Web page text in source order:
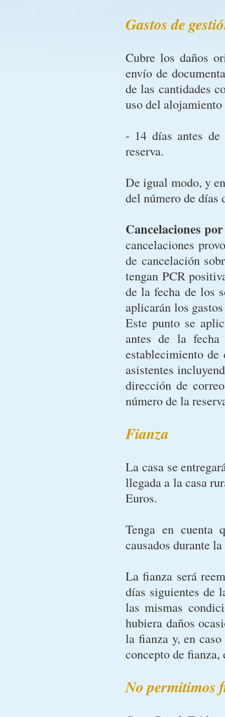
Gastos de
Cubre los daños
envío de
de las cantidades
uso del
- 14 días antes
reserva.
De igual modo, y
del número de días
Cancelaciones
cancelaciones
de cancelación
tengan PCR
de la fecha de los
aplicarán los
Este punto se
antes de la
establecimiento
asistentes
dirección de
número de la
Fianza
La casa se
llegada a la casa
Euros.
Tenga en cuenta
causados durante
La fianza será
días siguientes de
las mismas
hubiera daños
la fianza y, en
concepto de
No permitimos